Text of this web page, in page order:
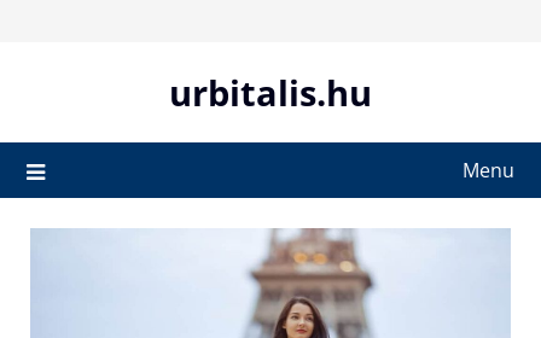
urbitalis.hu
Menu